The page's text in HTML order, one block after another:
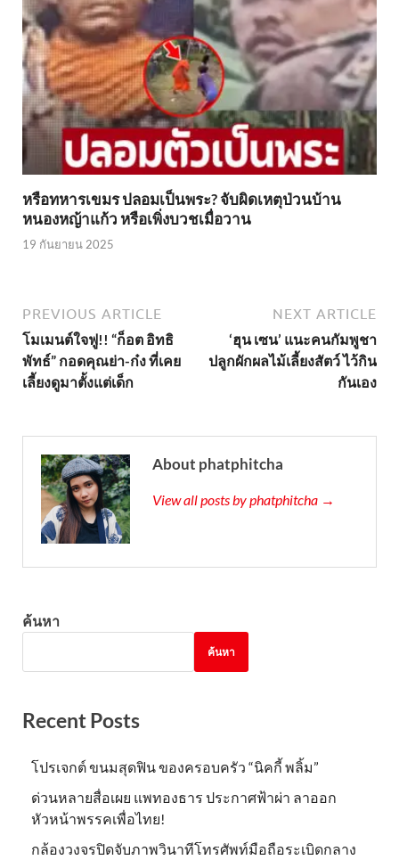
หรือทหารเขมร ปลอมเป็นพระ? จับผิดเหตุป่วนบ้าน
หนองหญ้าแก้ว หรือเพิ่งบวชเมื่อวาน
19 กันยายน 2025
PREVIOUS ARTICLE
โมเมนต์ใจฟู!! “ก็อต อิทธิ
พัทธ์” กอดคุณย่า-ก๋ง ที่เคย
เลี้ยงดูมาตั้งแต่เด็ก
NEXT ARTICLE
‘ฮุน เซน’ แนะคนกัมพูชา
ปลูกผักผลไม้เลี้ยงสัตว์ ไว้กิน
กันเอง
About phatphitcha
View all posts by phatphitcha →
ค้นหา
ค้นหา
Recent Posts
โปรเจกต์ ขนมสุดฟิน ของครอบครัว “นิคกี้ พลิ้ม”
ด่วนหลายสื่อเผย แพทองธาร ประกาศฟ้าผ่า ลาออก
หัวหน้าพรรคเพื่อไทย!
กล้องวงจรปิดจับภาพวินาทีโทรศัพท์มือถือระเบิดกลาง